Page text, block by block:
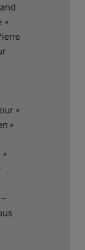
»
«
»